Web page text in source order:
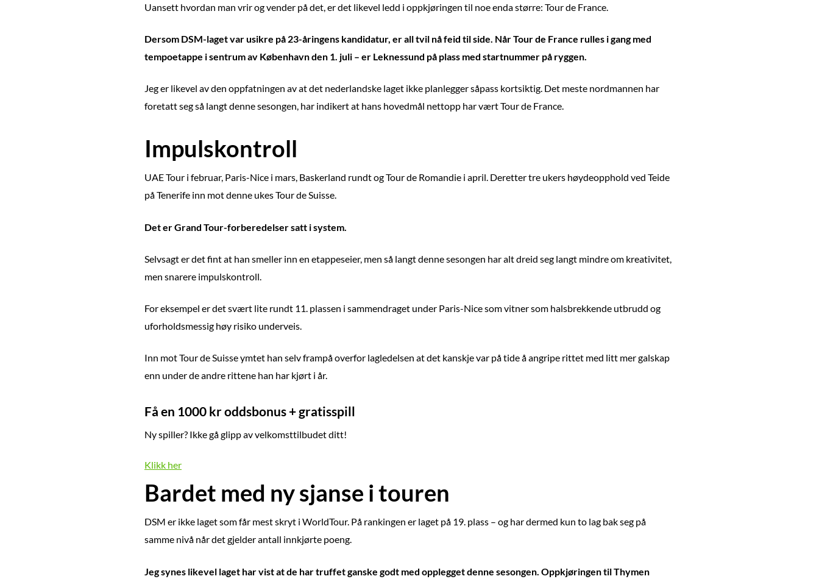
Uansett hvordan man vrir og vender på det, er det likevel ledd i oppkjøringen til noe enda større: Tour de France.
Dersom DSM-laget var usikre på 23-åringens kandidatur, er all tvil nå feid til side. Når Tour de France rulles i gang med
tempoetappe i sentrum av København den 1. juli – er Leknessund på plass med startnummer på ryggen.
Jeg er likevel av den oppfatningen av at det nederlandske laget ikke planlegger såpass kortsiktig. Det meste nordmannen har
foretatt seg så langt denne sesongen, har indikert at hans hovedmål nettopp har vært Tour de France.
Impulskontroll
UAE Tour i februar, Paris-Nice i mars, Baskerland rundt og Tour de Romandie i april. Deretter tre ukers høydeopphold ved Teide
på Tenerife inn mot denne ukes Tour de Suisse.
Det er Grand Tour-forberedelser satt i system.
Selvsagt er det fint at han smeller inn en etappeseier, men så langt denne sesongen har alt dreid seg langt mindre om kreativitet,
men snarere impulskontroll.
For eksempel er det svært lite rundt 11. plassen i sammendraget under Paris-Nice som vitner som halsbrekkende utbrudd og
uforholdsmessig høy risiko underveis.
Inn mot Tour de Suisse ymtet han selv frampå overfor lagledelsen at det kanskje var på tide å angripe rittet med litt mer galskap
enn under de andre rittene han har kjørt i år.
Få en 1000 kr oddsbonus + gratisspill
Ny spiller? Ikke gå glipp av velkomsttilbudet ditt!
Klikk her
Bardet med ny sjanse i touren
DSM er ikke laget som får mest skryt i WorldTour. På rankingen er laget på 19. plass – og har dermed kun to lag bak seg på
samme nivå når det gjelder antall innkjørte poeng.
Jeg synes likevel laget har vist at de har truffet ganske godt med opplegget denne sesongen. Oppkjøringen til Thymen